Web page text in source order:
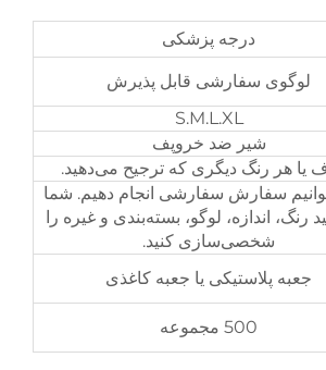
درجه پزشکی
لوگوی سفارشی قابل پذیرش
S.M.L.XL
شیر ضد خروپف
یا هر رنگ دیگری که ترجیح می‌دهید.
سفارش سفارشی انجام دهیم. شما
رنگ، اندازه، لوگو، بسته‌بندی و غیره را
شخصی‌سازی کنید.
جعبه پلاستیکی یا جعبه کاغذی
500 مجموعه